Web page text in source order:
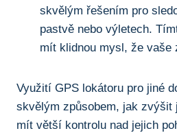
skvělým řešením pro
pastvě nebo výletech.
mít klidnou mysl, že vaše
Využití GPS lokátoru pro jiné
skvělým způsobem, jak zvýšit
mít větší kontrolu nad jejich